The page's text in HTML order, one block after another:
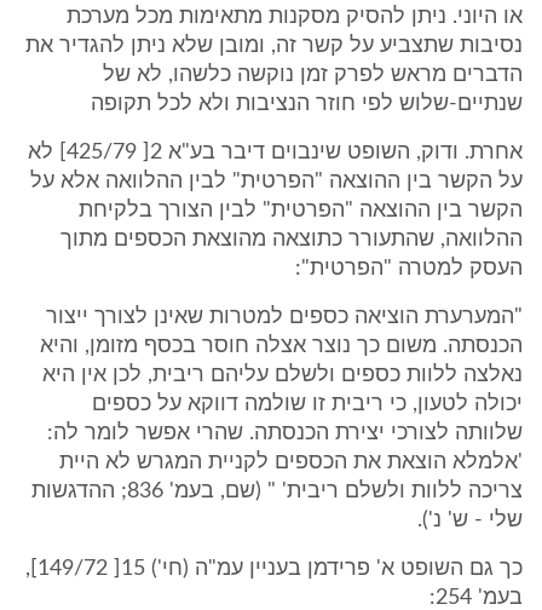
או היוני. ניתן להסיק מסקנות מתאימות מכל מערכת
נסיבות שתצביע על קשר זה, ומובן שלא ניתן להגדיר את
הדברים מראש לפרק זמן נוקשה כלשהו, לא של
שנתיים-שלוש לפי חוזר הנציבות ולא לכל תקופה
אחרת. ודוק, השופט שינבוים דיבר בע"א 2[ 425/79] לא
על הקשר בין ההוצאה "הפרטית" לבין ההלוואה אלא על
הקשר בין ההוצאה "הפרטית" לבין הצורך בלקיחת
ההלוואה, שהתעורר כתוצאה מהוצאת הכספים מתוך
העסק למטרה "הפרטית":
"המערערת הוציאה כספים למטרות שאינן לצורך ייצור
הכנסתה. משום כך נוצר אצלה חוסר בכסף מזומן, והיא
נאלצה ללוות כספים ולשלם עליהם ריבית, לכן אין היא
יכולה לטעון, כי ריבית זו שולמה דווקא על כספים
שלוותה לצורכי יצירת הכנסתה. שהרי אפשר לומר לה:
'אלמלא הוצאת את הכספים לקניית המגרש לא היית
צריכה ללוות ולשלם ריבית' " (שם, בעמ' 836; ההדגשות
שלי - ש' נ').
כך גם השופט א' פרידמן בעניין עמ"ה (חי') 15[ 149/72],
בעמ' 254: